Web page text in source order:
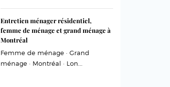
Entretien ménager résidentiel,
femme de ménage et grand ménage à
Montréal
Femme de ménage · Grand
ménage · Montréal · Lon...